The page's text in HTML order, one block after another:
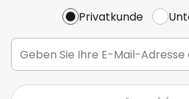
Privatkunde